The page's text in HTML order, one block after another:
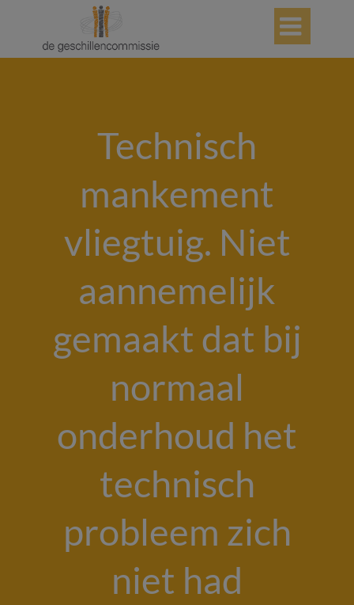

Technisch
mankement
vliegtuig. Niet
aannemelijk
gemaakt dat bij
normaal
onderhoud het
technisch
probleem zich
niet had